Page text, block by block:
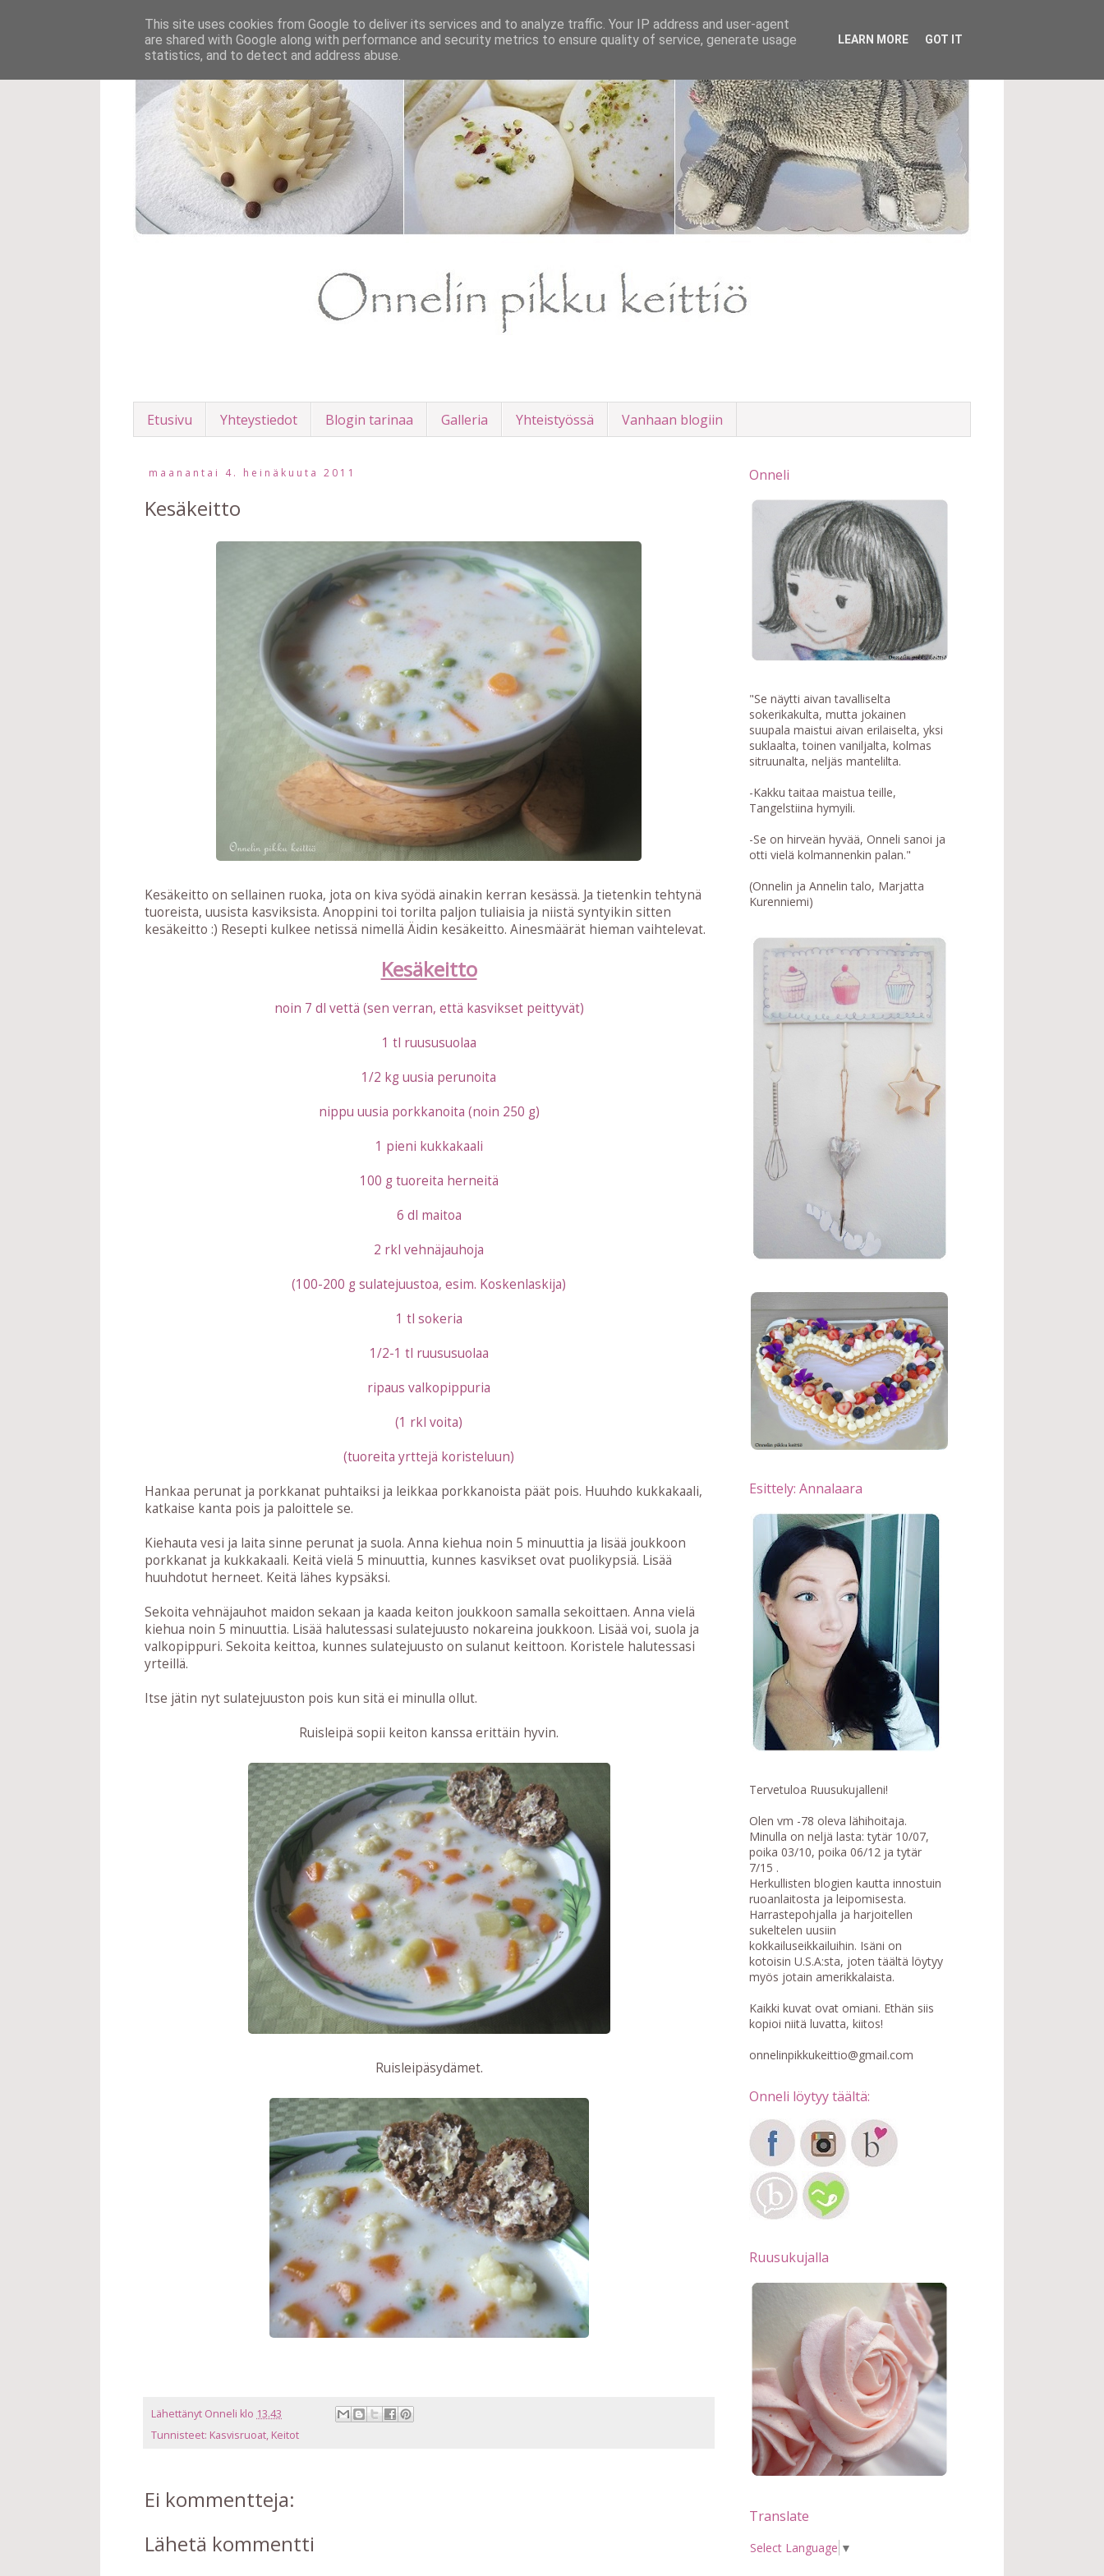
Etusivu Yhteystiedot Blogin tarinaa Galleria Yhteistyössä Vanhaan blogiin
maanantai 4. heinäkuuta 2011
Kesäkeitto
Kesäkeitto on sellainen ruoka, jota on kiva syödä ainakin kerran kesässä. Ja tietenkin tehtynä
tuoreista, uusista kasviksista. Anoppini toi torilta paljon tuliaisia ja niistä syntyikin sitten
kesäkeitto :) Resepti kulkee netissä nimellä Äidin kesäkeitto. Ainesmäärät hieman vaihtelevat.
Kesäkeitto
noin 7 dl vettä (sen verran, että kasvikset peittyvät)
1 tl ruususuolaa
1/2 kg uusia perunoita
nippu uusia porkkanoita (noin 250 g)
1 pieni kukkakaali
100 g tuoreita herneitä
6 dl maitoa
2 rkl vehnäjauhoja
(100-200 g sulatejuustoa, esim. Koskenlaskija)
1 tl sokeria
1/2-1 tl ruususuolaa
ripaus valkopippuria
(1 rkl voita)
(tuoreita yrttejä koristeluun)
Hankaa perunat ja porkkanat puhtaiksi ja leikkaa porkkanoista päät pois. Huuhdo kukkakaali,
katkaise kanta pois ja paloittele se.
Kiehauta vesi ja laita sinne perunat ja suola. Anna kiehua noin 5 minuuttia ja lisää joukkoon
porkkanat ja kukkakaali. Keitä vielä 5 minuuttia, kunnes kasvikset ovat puolikypsiä. Lisää
huuhdotut herneet. Keitä lähes kypsäksi.
Sekoita vehnäjauhot maidon sekaan ja kaada keiton joukkoon samalla sekoittaen. Anna vielä
kiehua noin 5 minuuttia. Lisää halutessasi sulatejuusto nokareina joukkoon. Lisää voi, suola ja
valkopippuri. Sekoita keittoa, kunnes sulatejuusto on sulanut keittoon. Koristele halutessasi
yrteillä.
Itse jätin nyt sulatejuuston pois kun sitä ei minulla ollut.
Ruisleipä sopii keiton kanssa erittäin hyvin.
Ruisleipäsydämet.
Lähettänyt Onneli klo 13.43
Tunnisteet: Kasvisruoat, Keitot
Ei kommentteja:
Lähetä kommentti
Onneli
"Se näytti aivan tavalliselta
sokerikakulta, mutta jokainen
suupala maistui aivan erilaiselta, yksi
suklaalta, toinen vaniljalta, kolmas
sitruunalta, neljäs mantelilta.
-Kakku taitaa maistua teille,
Tangelstiina hymyili.
-Se on hirveän hyvää, Onneli sanoi ja
otti vielä kolmannenkin palan."
(Onnelin ja Annelin talo, Marjatta
Kurenniemi)
Esittely: Annalaara
Tervetuloa Ruusukujalleni!
Olen vm -78 oleva lähihoitaja.
Minulla on neljä lasta: tytär 10/07,
poika 03/10, poika 06/12 ja tytär
7/15 .
Herkullisten blogien kautta innostuin
ruoanlaitosta ja leipomisesta.
Harrastepohjalla ja harjoitellen
sukeltelen uusiin
kokkailuseikkailuihin. Isäni on
kotoisin U.S.A:sta, joten täältä löytyy
myös jotain amerikkalaista.
Kaikki kuvat ovat omiani. Ethän siis
kopioi niitä luvatta, kiitos!
onnelinpikkukeittio@gmail.com
Onneli löytyy täältä:
Ruusukujalla
Translate
Select Language ▼
This site uses cookies from Google to deliver its services and to analyze traffic. Your IP address and user-agent
are shared with Google along with performance and security metrics to ensure quality of service, generate usage
statistics, and to detect and address abuse.
LEARN MORE GOT IT